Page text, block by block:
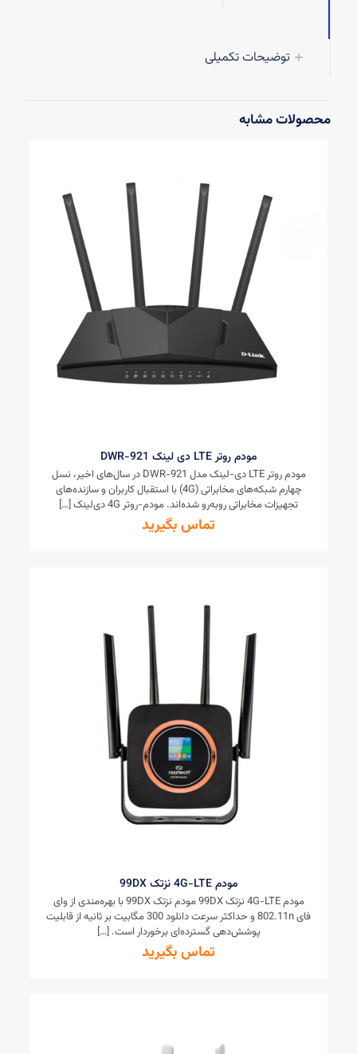
توضیحات تکمیلی
محصولات مشابه
مودم روتر LTE دی لینک DWR-921
مودم روتر LTE دی-لینک مدل DWR-921 در سال‌های اخیر، نسل
چهارم شبکه‌های مخابراتی (4G) با استقبال کاربران و سازنده‌های
تجهیزات مخابراتی روبه‌رو شده‌اند. مودم-روتر 4G دی‌لینک
[…]
تماس بگیرید
مودم 4G-LTE نزتک 99DX
مودم 4G-LTE نزتک 99DX مودم نزتک 99DX با بهره‌مندی از وای
فای 802.11n و حداکثر سرعت دانلود 300 مگابیت بر ثانیه از قابلیت
پوشش‌دهی گسترده‌ای برخوردار است. […]
تماس بگیرید